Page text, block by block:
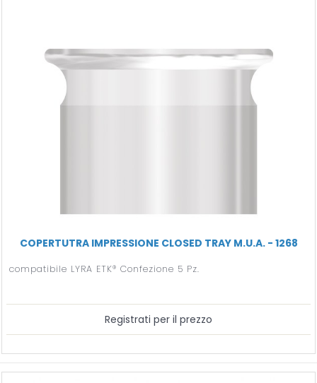
COPERTUTRA IMPRESSIONE CLOSED TRAY M.U.A. - 1268
compatibile LYRA ETK® Confezione 5 Pz.
Registrati per il prezzo